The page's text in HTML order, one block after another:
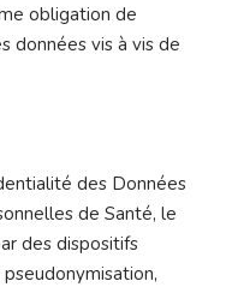
obligation de
données vis à vis de
des Données
de Santé, le
des dispositifs